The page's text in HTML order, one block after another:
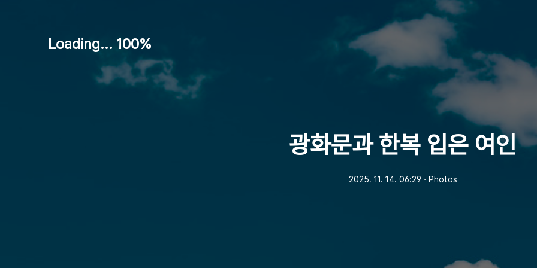
Loading... 100%
광화문과 한복 입은 여인
2025. 11. 14. 06:29 ㆍ Photos